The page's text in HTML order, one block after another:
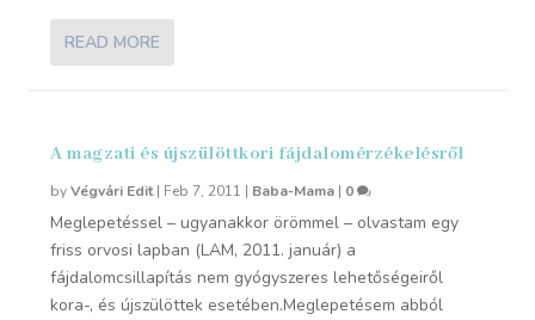
READ MORE
A magzati és újszülöttkori fájdalomérzékelésről
byVégvári Edit| Feb 7, 2011 | Baba-Mama | 0
Meglepetéssel – ugyanakkor örömmel – olvastam egy
friss orvosi lapban (LAM, 2011. január) a
fájdalomcsillapítás nem gyógyszeres lehetőségeiről
kora-, és újszülöttek esetében.Meglepetésem abból